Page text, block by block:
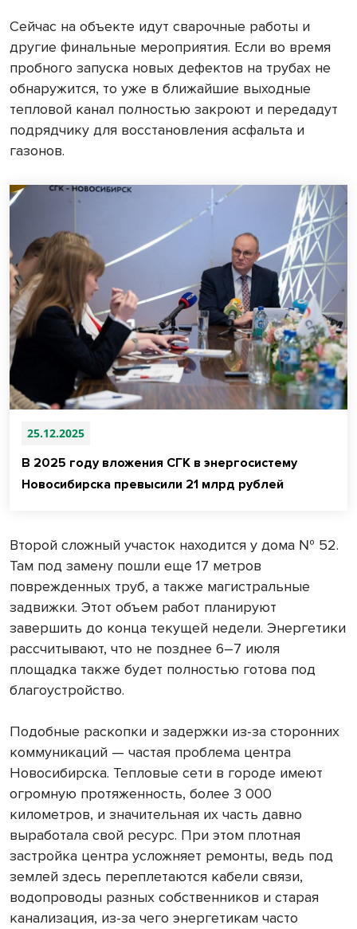
Сейчас на объекте идут сварочные работы и
другие финальные мероприятия. Если во время
пробного запуска новых дефектов на трубах не
обнаружится, то уже в ближайшие выходные
тепловой канал полностью закроют и передадут
подрядчику для восстановления асфальта и
газонов.
25.12.2025
В 2025 году вложения СГК в энергосистему
Новосибирска превысили 21 млрд рублей
Второй сложный участок находится у дома № 52.
Там под замену пошли еще 17 метров
поврежденных труб, а также магистральные
задвижки. Этот объем работ планируют
завершить до конца текущей недели. Энергетики
рассчитывают, что не позднее 6–7 июля
площадка также будет полностью готова под
благоустройство.
Подобные раскопки и задержки из-за сторонних
коммуникаций — частая проблема центра
Новосибирска. Тепловые сети в городе имеют
огромную протяженность, более 3 000
километров, и значительная их часть давно
выработала свой ресурс. При этом плотная
застройка центра усложняет ремонты, ведь под
землей здесь переплетаются кабели связи,
водопроводы разных собственников и старая
канализация, из-за чего энергетикам часто